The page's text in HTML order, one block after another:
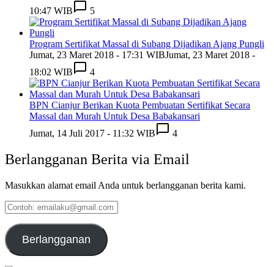
10:47 WIB
5
Program Sertifikat Massal di Subang Dijadikan Ajang Pungli
Jumat, 23 Maret 2018 - 17:31 WIBJumat, 23 Maret 2018 -
18:02 WIB
4
BPN Cianjur Berikan Kuota Pembuatan Sertifikat Secara
Massal dan Murah Untuk Desa Babakansari
Jumat, 14 Juli 2017 - 11:32 WIB
4
Berlangganan Berita via Email
Masukkan alamat email Anda untuk berlangganan berita kami.
Contoh:
emailaku@gmail.com
Berlangganan